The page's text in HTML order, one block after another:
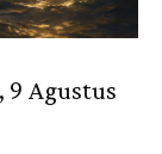
9 Agustus